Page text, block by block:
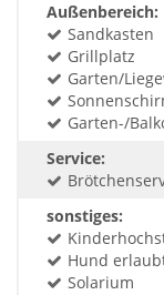
Außenbereich:
Sandkasten
Grillplatz
Garten/
Garten-/
Service:
sonstiges:
Hund
Solarium